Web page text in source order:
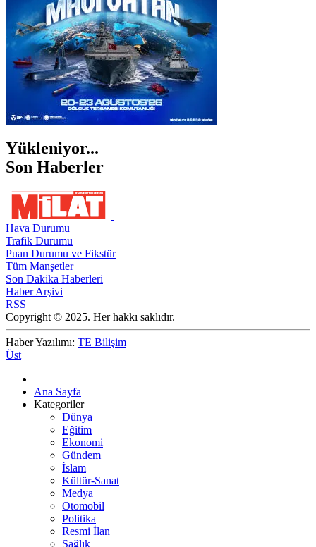
Yükleniyor...
Son Haberler
Hava Durumu
Trafik Durumu
Puan Durumu ve Fikstür
Tüm Manşetler
Son Dakika Haberleri
Haber Arşivi
RSS
Copyright © 2025. Her hakkı saklıdır.
Haber Yazılımı: TE Bilişim
Üst
Ana Sayfa
Kategoriler
Dünya
Eğitim
Ekonomi
Gündem
İslam
Kültür-Sanat
Medya
Otomobil
Politika
Resmi İlan
Sağlık